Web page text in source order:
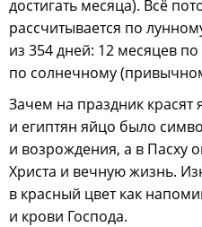
достигать месяца). Всё
рассчитывается по
из 354 дней: 12 месяцев по
по солнечному
Зачем на праздник
и египтян яйцо было
и возрождения, а в Пасху
Христа и вечную жизнь.
в красный цвет как
и крови Господа.